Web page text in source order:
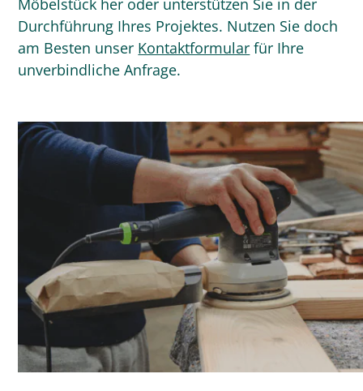
Möbelstück her oder unterstützen Sie in der
Durchführung Ihres Projektes. Nutzen Sie doch
am Besten unser Kontaktformular für Ihre
unverbindliche Anfrage.